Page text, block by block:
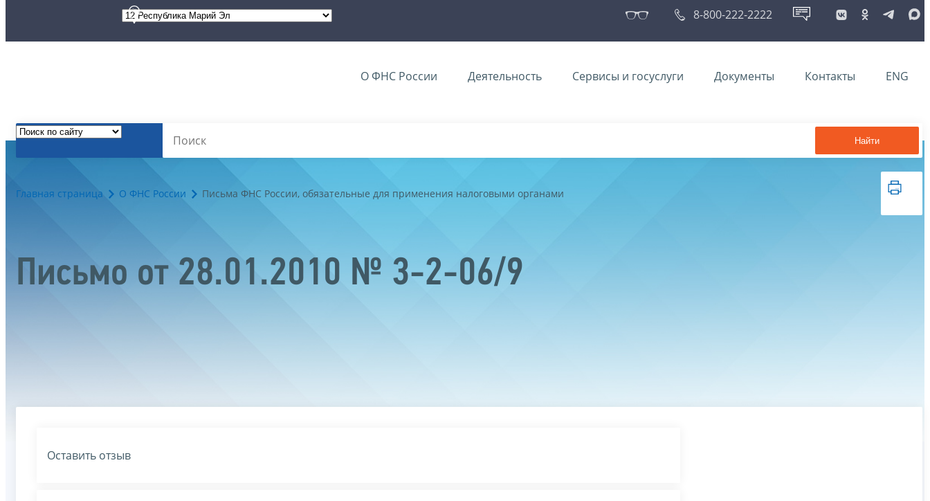
8-800-222-2222
О ФНС России Деятельность Сервисы и госуслуги Документы Контакты ENG
Найти
Главная страница О ФНС России Письма ФНС России, обязательные для применения налоговыми органами
Письмо от 28.01.2010 № 3-2-06/9
Оставить отзыв